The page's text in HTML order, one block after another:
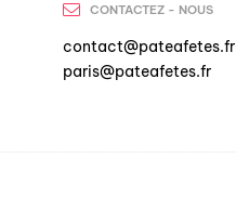
CONTACTEZ - NOUS
contact@pateafetes.fr
paris@pateafetes.fr